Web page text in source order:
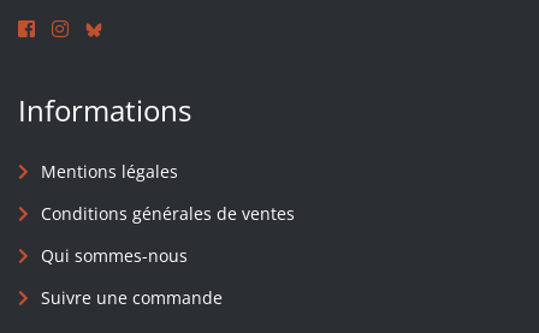
Informations
Mentions légales
Conditions générales de ventes
Qui sommes-nous
Suivre une commande